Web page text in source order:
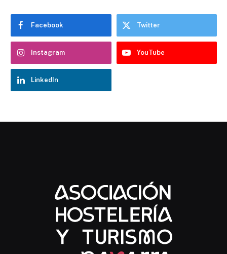
Facebook Twitter
Instagram YouTube
LinkedIn
Chatbot Hostelería Navarra
En línea